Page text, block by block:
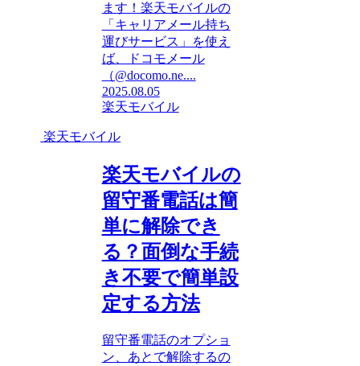
ます！楽天モバイルの
「キャリアメール持ち
運びサービス」を使え
ば、ドコモメール
（@docomo.ne....
2025.08.05
楽天モバイル
楽天モバイル
楽天モバイルの
留守番電話は簡
単に解除でき
る？面倒な手続
き不要で簡単設
定する方法
留守番電話のオプショ
ン、あとで解除するの